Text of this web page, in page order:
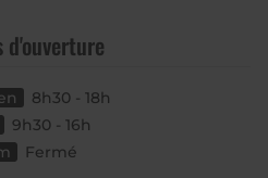
d'ouverture
8h30 - 18h
9h30 - 16h
Fermé